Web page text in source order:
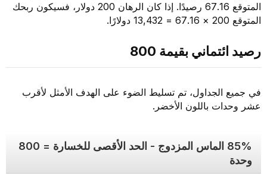
المتوقع 67.16 رصيدًا. إذا كان الرهان 200 دولار، فسيكون ربحك
المتوقع 200 × 67.16 = 13,432 دولارًا.
رصيد ائتماني بقيمة 800
في جميع الجداول، تم تسليط الضوء على الهدف الأمثل لأقرب
عشر وحدات باللون الأخضر.
85% الماس المزدوج - الحد الأقصى للخسارة = 800
وحدة